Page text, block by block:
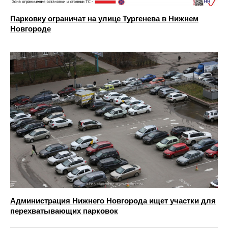
Парковку ограничат на улице Тургенева в Нижнем
Новгороде
Администрация Нижнего Новгорода ищет участки для
перехватывающих парковок